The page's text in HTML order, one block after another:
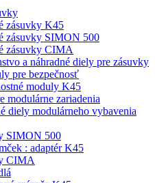
zásuvky K45
zásuvky SIMON 500
zásuvky CIMA
a náhradné diely pre zásuvky
pre bezpečnosť
moduly K45
modulárne zariadenia
diely modulárneho vybavenia
SIMON 500
: adaptér K45
CIMA